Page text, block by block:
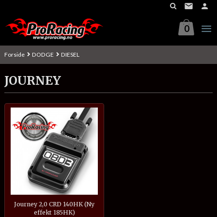
innholdet
0
Forside DODGE DIESEL
JOURNEY
Journey 2,0 CRD 140HK (Ny
effekt 185HK)